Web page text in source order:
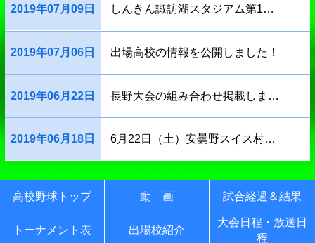
2019年07月09日 しんきん諏訪湖スタジアム第1試合は11時開始予定
2019年07月06日 出場高校の情報を公開しました！
2019年06月22日 長野大会の組み合わせ掲載しました。
2019年06月18日 6月22日（土）安曇野スイス村で行われる抽選会をLive配信いたします。
高校野球トップ 動 画 試合経過＆結果
トーナメント表 出場校紹介
大会日程・放送日
程